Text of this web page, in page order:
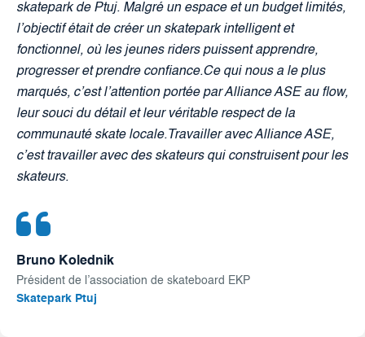
Bruno Kolednik
Président de l’association de skateboard EKP
Skatepark Ptuj
skatepark de Ptuj. Malgré un espace et un budget limités,
l’objectif était de créer un skatepark intelligent et
fonctionnel, où les jeunes riders puissent apprendre,
progresser et prendre confiance.Ce qui nous a le plus
marqués, c’est l’attention portée par Alliance ASE au flow,
leur souci du détail et leur véritable respect de la
communauté skate locale.Travailler avec Alliance ASE,
c’est travailler avec des skateurs qui construisent pour les
skateurs.